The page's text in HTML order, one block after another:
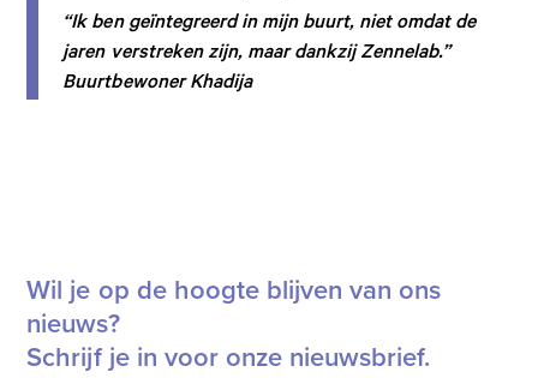
“Ik ben geïntegreerd in mijn buurt, niet omdat de
jaren verstreken zijn, maar dankzij Zennelab.”
Buurtbewoner Khadija
Wil je op de hoogte blijven van ons
nieuws?
Schrijf je in voor onze nieuwsbrief.